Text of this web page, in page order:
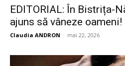
EDITORIAL: În Bistrița-
ajuns să vâneze oameni!
Claudia ANDRON - mai 22, 2026